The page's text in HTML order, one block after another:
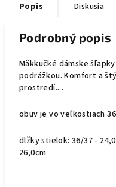
Popis Diskusia
Podrobný popis
Mäkkučké dámske
podrážkou. Komfort a
prostredí....
obuv je vo veľkostiach
dlžky stielok: 36/37 -
26,0cm